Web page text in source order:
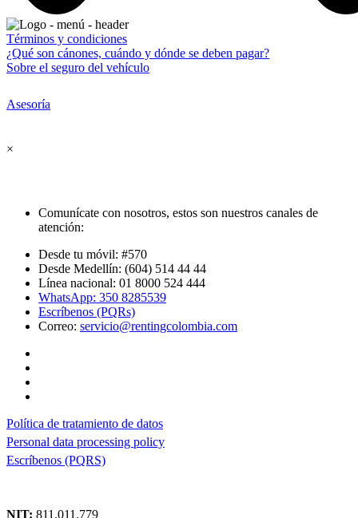
Términos y condiciones
¿Qué son cánones, cuándo y dónde se deben pagar?
Sobre el seguro del vehículo
Asesoría
×
Comunícate con nosotros, estos son nuestros canales de
atención:
Desde tu móvil: #570
Desde Medellín: (604) 514 44 44
Línea nacional: 01 8000 524 444
WhatsApp: 350 8285539
Escríbenos (PQRs)
Correo: servicio@rentingcolombia.com
Política de tratamiento de datos
Personal data processing policy
Escríbenos (PQRS)
NIT: 811.011.779